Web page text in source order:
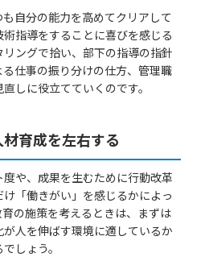
自分の能力を高めてクリアして
指導をすることに喜びを感じる
ングで拾い、部下の指導の指針
仕事の振り分けの仕方、管理職
しに役立てていくのです。
材育成を左右する
や、成果を生むために行動改革
「働きがい」を感じるかによっ
の施策を考えるときは、まずは
人を伸ばす環境に適しているか
しょう。